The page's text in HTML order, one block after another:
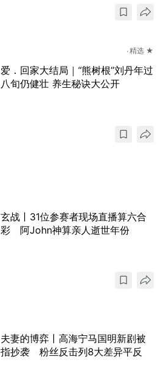
精选 ★
爱．回家大结局｜“熊树根”刘丹年过
八旬仍健壮 养生秘诀大公开
玄战丨31位参赛者现场直播算六合
彩 阿John神算亲人逝世年份
夫妻的博弈丨高海宁马国明新剧被
指抄袭 粉丝反击列8大差异平反